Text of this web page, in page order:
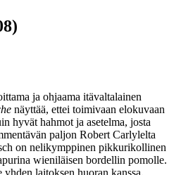
ja ohjaama itävaltalainen
näyttää, ettei toimivaan elokuvaan
hyvät hahmot ja asetelma, josta
paljon Robert Carlylelta
on nelikymppinen pikkurikollinen
wieniläisen bordellin pomolle.